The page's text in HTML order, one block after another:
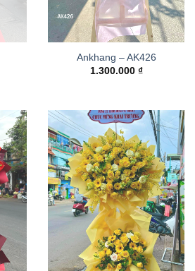
Ankhang – AK426
1.300.000 ₫